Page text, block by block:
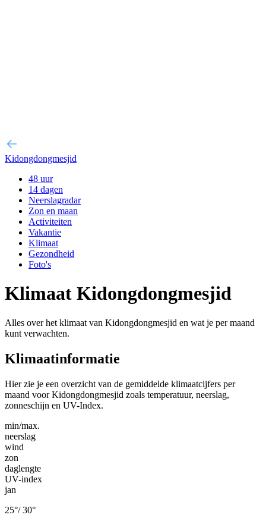
Kidongdongmesjid
48 uur
14 dagen
Neerslagradar
Zon en maan
Activiteiten
Vakantie
Klimaat
Gezondheid
Foto's
Klimaat Kidongdongmesjid
Alles over het klimaat van Kidongdongmesjid en wat je per maand
kunt verwachten.
Klimaatinformatie
Hier zie je een overzicht van de gemiddelde klimaatcijfers per
maand voor Kidongdongmesjid zoals temperatuur, neerslag,
zonneschijn en UV-Index.
min/max.
neerslag
wind
zon
daglengte
UV-index
jan
25°/30°